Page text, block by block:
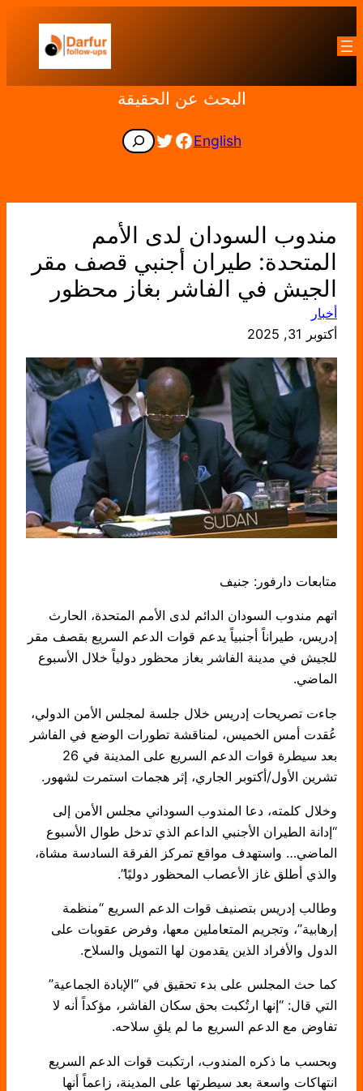
إلى
المحتوى
البحث عن الحقيقة
English
Facebook
Twitter
Search
مندوب السودان لدى الأمم
المتحدة: طيران أجنبي قصف مقر
الجيش في الفاشر بغاز محظور
أخبار
أكتوبر 31, 2025
متابعات دارفور: جنيف
اتهم مندوب السودان الدائم لدى الأمم المتحدة، الحارث
إدريس، طيراناً أجنبياً يدعم قوات الدعم السريع بقصف مقر
للجيش في مدينة الفاشر بغاز محظور دولياً خلال الأسبوع
الماضي.
جاءت تصريحات إدريس خلال جلسة لمجلس الأمن الدولي،
عُقدت أمس الخميس، لمناقشة تطورات الوضع في الفاشر
بعد سيطرة قوات الدعم السريع على المدينة في 26
تشرين الأول/أكتوبر الجاري، إثر هجمات استمرت لشهور.
وخلال كلمته، دعا المندوب السوداني مجلس الأمن إلى
“إدانة الطيران الأجنبي الداعم الذي تدخل طوال الأسبوع
الماضي… واستهدف مواقع تمركز الفرقة السادسة مشاة،
والذي أطلق غاز الأعصاب المحظور دوليًا”.
وطالب إدريس بتصنيف قوات الدعم السريع “منظمة
إرهابية”، وتجريم المتعاملين معها، وفرض عقوبات على
الدول والأفراد الذين يقدمون لها التمويل والسلاح.
كما حث المجلس على بدء تحقيق في “الإبادة الجماعية”
التي قال: “إنها ارتُكبت بحق سكان الفاشر، مؤكداً أنه لا
تفاوض مع الدعم السريع ما لم يلقِ سلاحه.
وبحسب ما ذكره المندوب، ارتكبت قوات الدعم السريع
انتهاكات واسعة بعد سيطرتها على المدينة، زاعماً أنها